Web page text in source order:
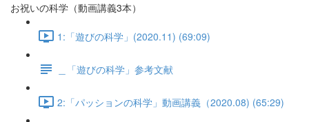
お祝いの科学（動画講義3本）
1:「遊びの科学」(2020.11) (69:09)
＿「遊びの科学」参考文献
2:「パッションの科学」動画講義（2020.08) (65:29)